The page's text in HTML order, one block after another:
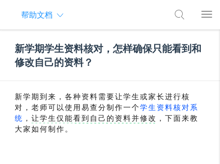
帮助文档
新学期学生资料核对，怎样确保只能看到和
修改自己的资料？
新学期到来，各种资料需要让学生或家长进行核
对，老师可以使用易查分制作一个学生资料核对系
统 ， 让学生仅能看到自己的资料并修改 ，下面来教
大家如何制作。